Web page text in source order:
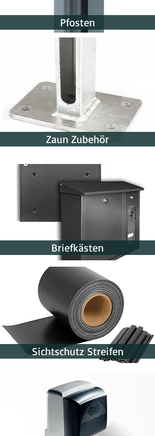
Pfosten
Zaun Zubehör
Briefkästen
Sichtschutz Streifen